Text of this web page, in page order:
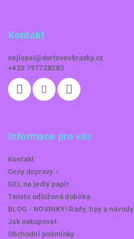
Kontakt
nejlepsi@dortoveobrazky.cz
+420 797728283
Informace pro vás
Kontakt
Ceny dopravy ⚡️
GEL na jedlý papír
Twisto odložená dobírka
BLOG - NOVINKY! Rady, tipy a návody
Jak nakupovat
Obchodní podmínky